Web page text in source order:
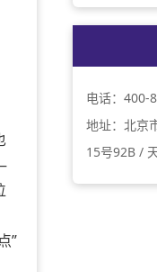
”
电话：400-
地址：北京
15号92B /